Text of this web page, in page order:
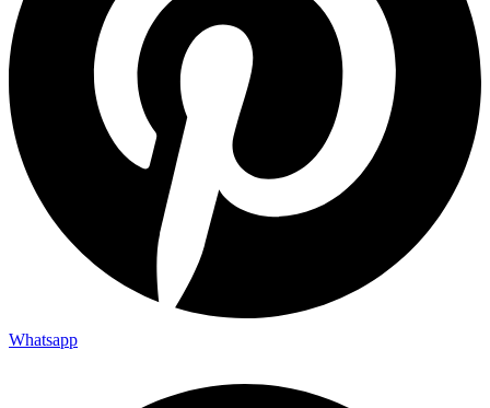
Whatsapp